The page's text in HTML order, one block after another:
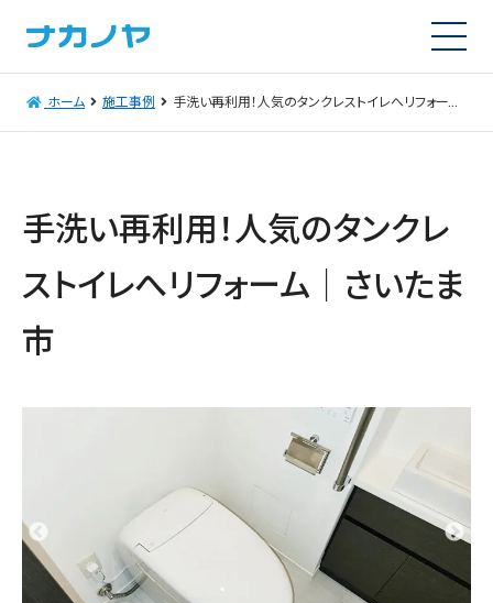
ホーム 施工事例 手洗い再利用！人気のタンクレストイレへリフォーム｜さいたま市
手洗い再利用！人気のタンクレ
ストイレへリフォーム｜さいたま
市